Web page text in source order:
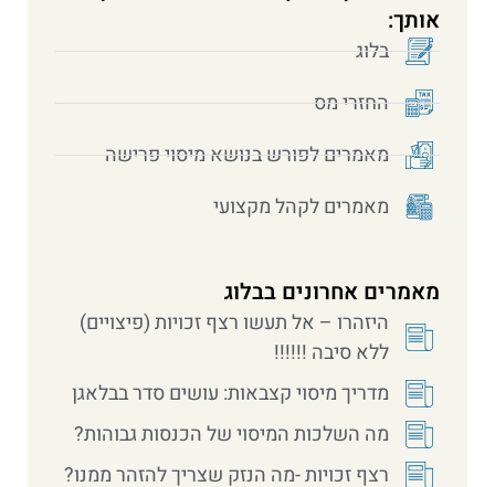
אותך:
בלוג
החזרי מס
מאמרים לפורש בנושא מיסוי פרישה
מאמרים לקהל מקצועי
מאמרים אחרונים בבלוג
היזהרו – אל תעשו רצף זכויות (פיצויים)
ללא סיבה !!!!!!
מדריך מיסוי קצבאות: עושים סדר בבלאגן
מה השלכות המיסוי של הכנסות גבוהות?
רצף זכויות -מה הנזק שצריך להזהר ממנו?